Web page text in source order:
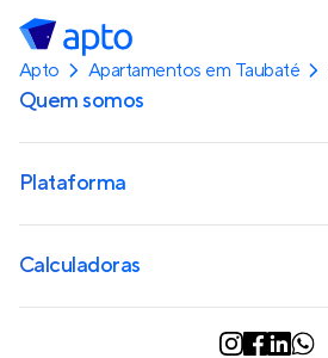
Apto Apartamentos em Taubaté
Quem somos
Plataforma
Calculadoras